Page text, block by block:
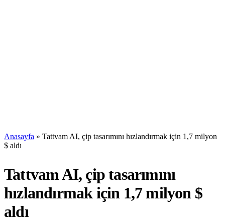
Anasayfa » Tattvam AI, çip tasarımını hızlandırmak için 1,7 milyon
$ aldı
Tattvam AI, çip tasarımını
hızlandırmak için 1,7 milyon $
aldı